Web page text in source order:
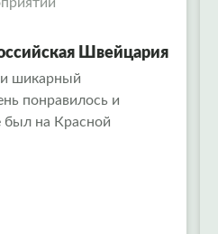
Швейцария
и шикарный
понравилось и
был на Красной